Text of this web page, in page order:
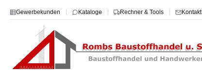
Hauptinhalt springen
Zur Suche springen
Zur Hauptnavigation springen
Gewerbekunden Kataloge Rechner & Tools Kontakt